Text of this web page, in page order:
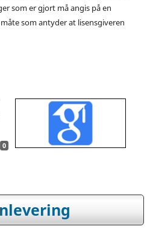
som er gjort må angis på en
som antyder at lisensgiveren
0